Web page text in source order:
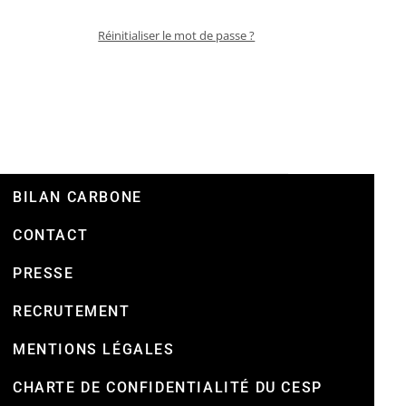
Réinitialiser le mot de passe ?
BILAN CARBONE
CONTACT
PRESSE
RECRUTEMENT
MENTIONS LÉGALES
CHARTE DE CONFIDENTIALITÉ DU CESP